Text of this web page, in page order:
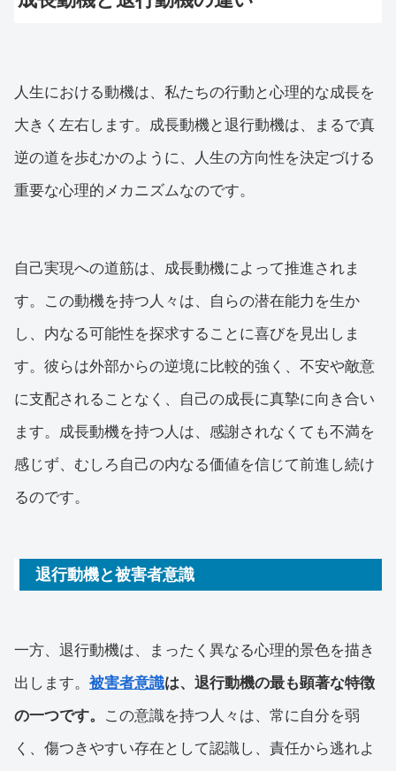
人生における動機は、私たちの行動と心理的な成長を
大きく左右します。成長動機と退行動機は、まるで真
逆の道を歩むかのように、人生の方向性を決定づける
重要な心理的メカニズムなのです。
自己実現への道筋は、成長動機によって推進されま
す。この動機を持つ人々は、自らの潜在能力を生か
し、内なる可能性を探求することに喜びを見出しま
す。彼らは外部からの逆境に比較的強く、不安や敵意
に支配されることなく、自己の成長に真摯に向き合い
ます。成長動機を持つ人は、感謝されなくても不満を
感じず、むしろ自己の内なる価値を信じて前進し続け
るのです。
退行動機と被害者意識
一方、退行動機は、まったく異なる心理的景色を描き
出します。 被害者意識は、退行動機の最も顕著な特徴
の一つです。
この意識を持つ人々は、常に自分を弱
く、傷つきやすい存在として認識し、責任から逃れよ